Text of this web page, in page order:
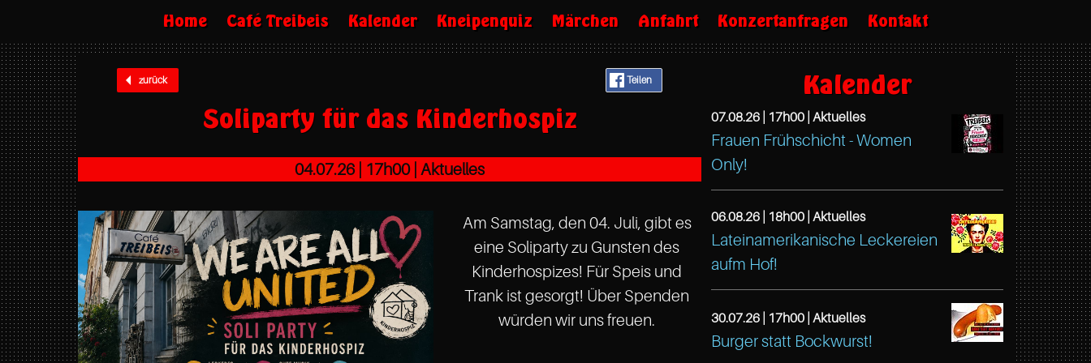
Home Café Treibeis Kalender Kneipenquiz Märchen Anfahrt Konzertanfragen Kontakt
zurück Teilen
Soliparty für das Kinderhospiz
04.07.26 | 17h00 | Aktuelles
Am Samstag, den 04. Juli, gibt es
eine Soliparty zu Gunsten des
Kinderhospizes! Für Speis und
Trank ist gesorgt! Über Spenden
würden wir uns freuen.
Kalender
07.08.26 | 17h00 | Aktuelles
Frauen Frühschicht - Women
Only!
https://www.facebook.com/TreibeisOttensen
Café
Altona
Gaußstr.
25
22765
Hamburg
06.08.26 | 18h00 | Aktuelles
Lateinamerikanische Leckereien
aufm Hof!
https://www.facebook.com/TreibeisOttensen
Café
Altona
Gaußstr.
30.07.26 | 17h00 | Aktuelles
Burger statt Bockwurst!
https://www.facebook.com/TreibeisOttensen